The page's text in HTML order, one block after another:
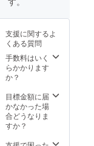
まで
円相
当） ・
オフラ
イン
MTG参
（方向
性等の
話し合
い参
支援に関するよ
くある質問
手数料はいく
らかかります
か？
目標金額に届
かなかった場
合どうなりま
すか？